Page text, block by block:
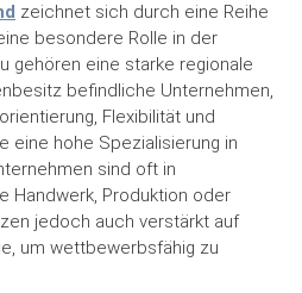
zeichnet sich durch eine Reihe
besondere Rolle in der
gehören eine starke regionale
befindliche Unternehmen,
Flexibilität und
eine hohe Spezialisierung in
sind oft in
Handwerk, Produktion oder
jedoch auch verstärkt auf
um wettbewerbsfähig zu